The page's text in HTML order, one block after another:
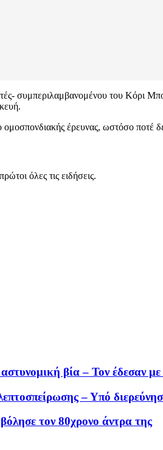
συμπεριλαμβανομένου του Κόρι
έρευνας, ωστόσο ποτέ
όλες τις ειδήσεις.
βία – Τον έδεσαν με
– Υπό
τον 80χρονο άντρα της